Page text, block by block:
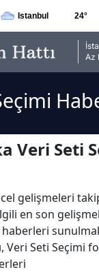
24°
Az
Veri Seti
gelişmeleri
en son
Veri Seti Seçimi